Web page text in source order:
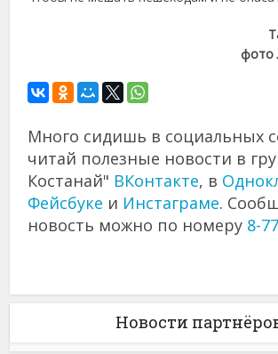
фото
Много сидишь в социальных
читай полезные новости в
Костанай" ВКонтакте, в
Фейсбуке и Инстаграме.
новость можно по номеру 8-
Новости